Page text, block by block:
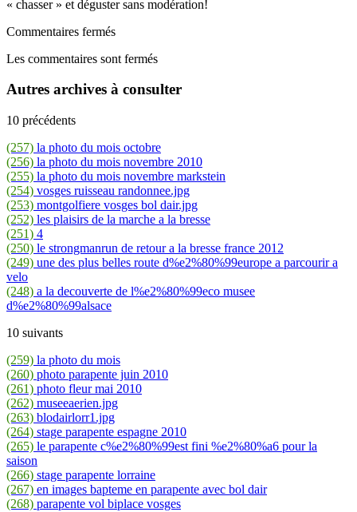
« chasser » et déguster sans modération!
Commentaires fermés
Les commentaires sont fermés
Autres archives à consulter
10 précédents
(257) la photo du mois octobre
(256) la photo du mois novembre 2010
(255) la photo du mois novembre markstein
(254) vosges ruisseau randonnee.jpg
(253) montgolfiere vosges bol dair.jpg
(252) les plaisirs de la marche a la bresse
(251) 4
(250) le strongmanrun de retour a la bresse france 2012
(249) une des plus belles route d%e2%80%99europe a parcourir a
velo
(248) a la decouverte de l%e2%80%99eco musee
d%e2%80%99alsace
10 suivants
(259) la photo du mois
(260) photo parapente juin 2010
(261) photo fleur mai 2010
(262) museeaerien.jpg
(263) blodairlorr1.jpg
(264) stage parapente espagne 2010
(265) le parapente c%e2%80%99est fini %e2%80%a6 pour la
saison
(266) stage parapente lorraine
(267) en images bapteme en parapente avec bol dair
(268) parapente vol biplace vosges